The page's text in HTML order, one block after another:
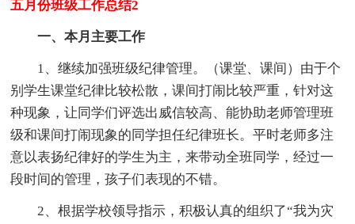
五月份班级工作总结2
一、本月主要工作
1、继续加强班级纪律管理。（课堂、课间）由于个
别学生课堂纪律比较松散，课间打闹比较严重，针对这
种现象，让同学们评选出威信较高、能协助老师管理班
级和课间打闹现象的同学担任纪律班长。平时老师多注
意以表扬纪律好的学生为主，来带动全班同学，经过一
段时间的管理，孩子们表现的不错。
2、根据学校领导指示，积极认真的组织了“我为灾